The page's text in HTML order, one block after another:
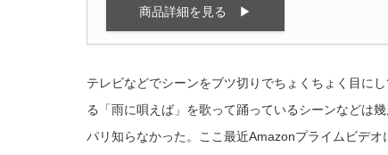
商品詳細を見る ▶
テレビなどでシーンをブツ切りでちょくちょく目に
る「雨に唄えば」を歌って踊っているシーンなどは
パリ知らなかった。ここ最近Amazonプライムビデ